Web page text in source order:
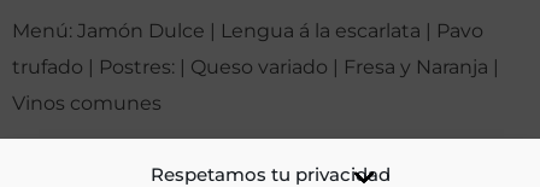
Respetamos tu privacidad
Menú: Jamón Dulce | Lengua á la escarlata | Pavo
trufado | Postres: | Queso variado | Fresa y Naranja |
Vinos comunes
Otras ediciones: